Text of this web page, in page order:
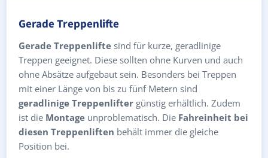
Gerade Treppenlifte
Gerade Treppenlifte sind für kurze, geradlinige
Treppen geeignet. Diese sollten ohne Kurven und auch
ohne Absätze aufgebaut sein. Besonders bei Treppen
mit einer Länge von bis zu fünf Metern sind
geradlinige Treppenlifter günstig erhältlich. Zudem
ist die Montage unproblematisch. Die Fahreinheit bei
diesen Treppenliften behält immer die gleiche
Position bei.